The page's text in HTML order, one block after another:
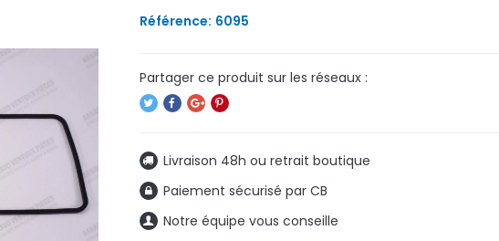
Référence: 6095
Livraison 48h ou retrait boutique
Paiement sécurisé par CB
Notre équipe vous conseille